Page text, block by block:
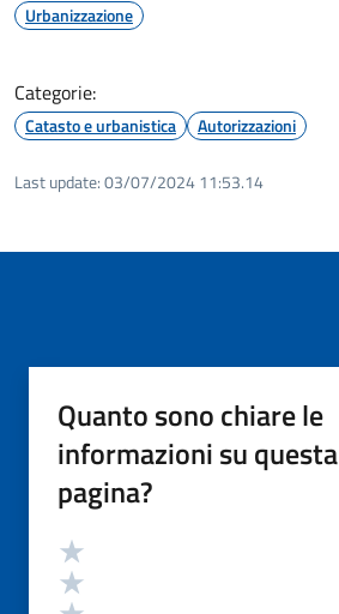
Urbanizzazione
Categorie:
Catasto e urbanistica Autorizzazioni
Last update:03/07/2024 11:53.14
Quanto sono chiare le
informazioni su questa
pagina?
Valutazione